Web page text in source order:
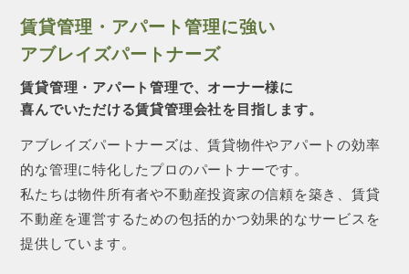
賃貸管理・アパート管理に強い
アブレイズパートナーズ
賃貸管理・アパート管理で、オーナー様に
喜んでいただける賃貸管理会社を目指します。
アブレイズパートナーズは、賃貸物件やアパートの効率
的な管理に特化したプロのパートナーです。
私たちは物件所有者や不動産投資家の信頼を築き、賃貸
不動産を運営するための包括的かつ効果的なサービスを
提供しています。